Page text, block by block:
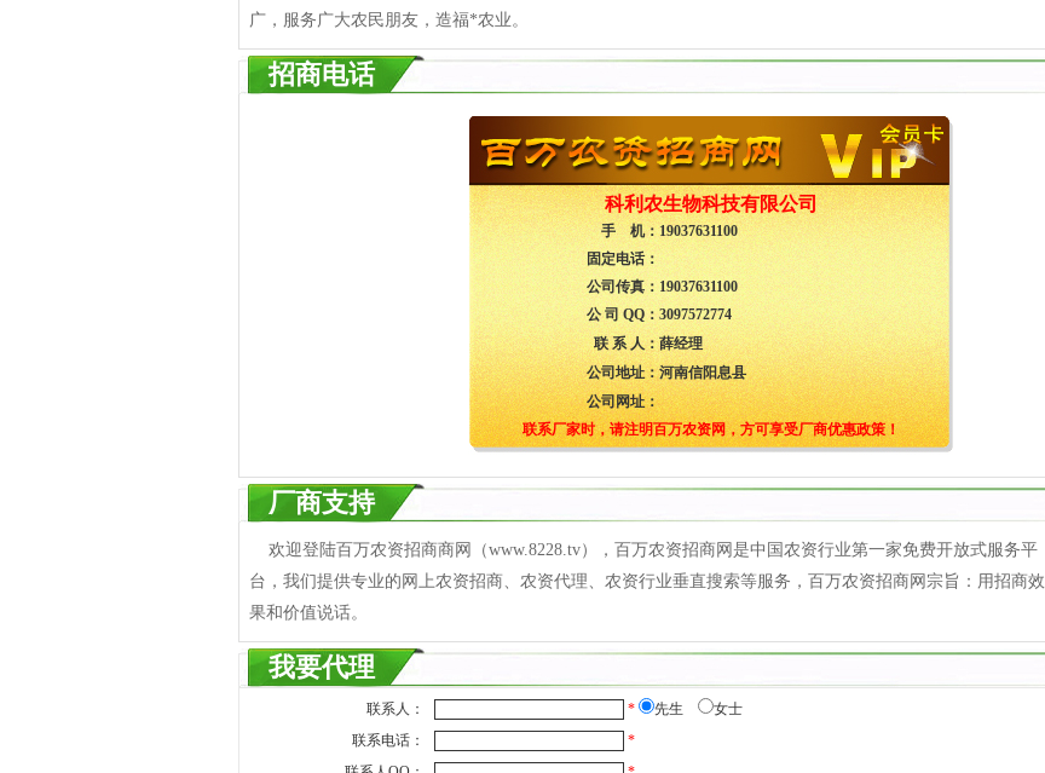
广，服务广大农民朋友，造福*农业。
招商电话
科利农生物科技有限公司
手 机：19037631100
固定电话：
公司传真： 19037631100
公 司 QQ： 3097572774
联 系 人：薛经理
公司地址：河南信阳息县
公司网址：
联系厂家时，请注明百万农资网，方可享受厂商优惠政策！
厂商支持
欢迎登陆百万农资招商商网（www.8228.tv），百万农资招商网是中国农资行业第一家免费开放式服务平
台，我们提供专业的网上农资招商、农资代理、农资行业垂直搜索等服务，百万农资招商网宗旨：用招商效
果和价值说话。
我要代理
联系人： * 先生
女士
联系电话：
*